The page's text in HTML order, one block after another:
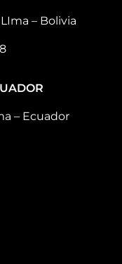
– Bolivia
– Ecuador